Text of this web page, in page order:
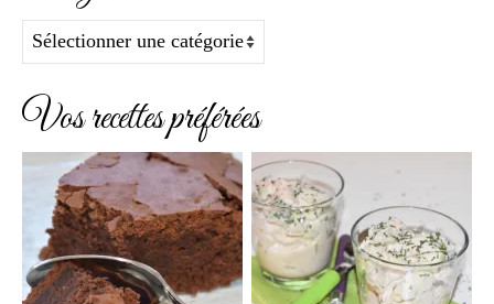
Catégories
Vos recettes préférées